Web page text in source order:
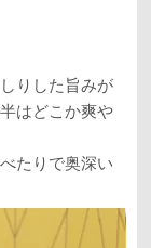
りした旨みが
はどこか爽や
たりで奥深い